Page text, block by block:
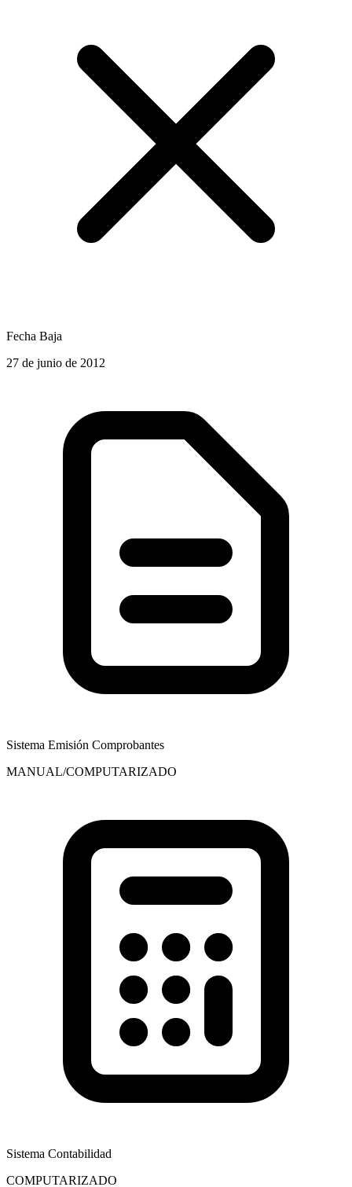
Fecha Baja
27 de junio de 2012
Sistema Emisión Comprobantes
MANUAL/COMPUTARIZADO
Sistema Contabilidad
COMPUTARIZADO